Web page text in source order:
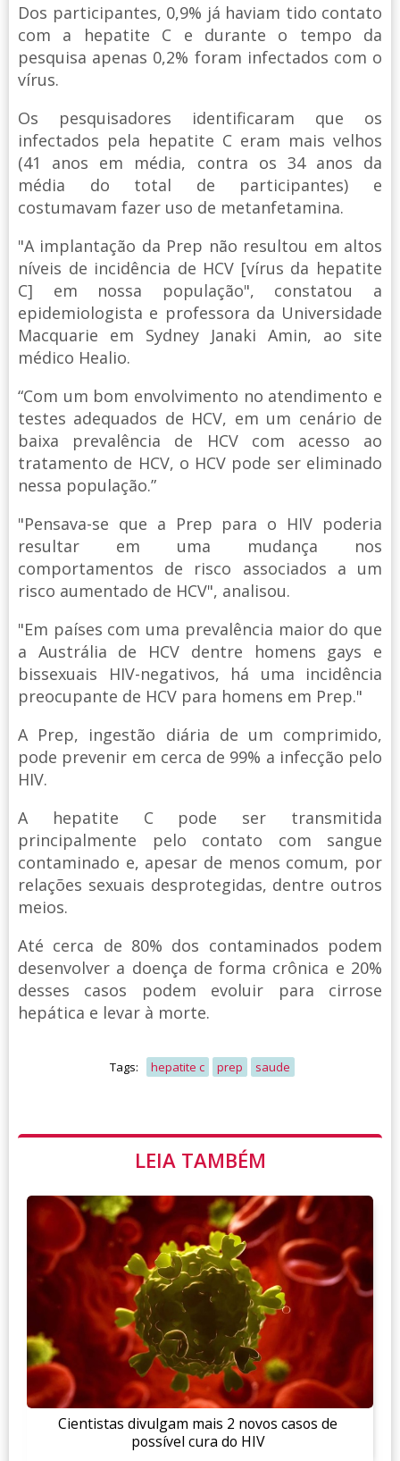
Dos participantes, 0,9% já haviam tido contato
com a hepatite C e durante o tempo da
pesquisa apenas 0,2% foram infectados com o
vírus.
Os pesquisadores identificaram que os
infectados pela hepatite C eram mais velhos
(41 anos em média, contra os 34 anos da
média do total de participantes) e
costumavam fazer uso de metanfetamina.
"A implantação da Prep não resultou em altos
níveis de incidência de HCV [vírus da hepatite
C] em nossa população", constatou a
epidemiologista e professora da Universidade
Macquarie em Sydney Janaki Amin, ao site
médico Healio.
“Com um bom envolvimento no atendimento e
testes adequados de HCV, em um cenário de
baixa prevalência de HCV com acesso ao
tratamento de HCV, o HCV pode ser eliminado
nessa população.”
"Pensava-se que a Prep para o HIV poderia
resultar em uma mudança nos
comportamentos de risco associados a um
risco aumentado de HCV", analisou.
"Em países com uma prevalência maior do que
a Austrália de HCV dentre homens gays e
bissexuais HIV-negativos, há uma incidência
preocupante de HCV para homens em Prep."
A Prep, ingestão diária de um comprimido,
pode prevenir em cerca de 99% a infecção pelo
HIV.
A hepatite C pode ser transmitida
principalmente pelo contato com sangue
contaminado e, apesar de menos comum, por
relações sexuais desprotegidas, dentre outros
meios.
Até cerca de 80% dos contaminados podem
desenvolver a doença de forma crônica e 20%
desses casos podem evoluir para cirrose
hepática e levar à morte.
Tags: hepatite c prep saude
LEIA TAMBÉM
Cientistas divulgam mais 2 novos casos de
possível cura do HIV